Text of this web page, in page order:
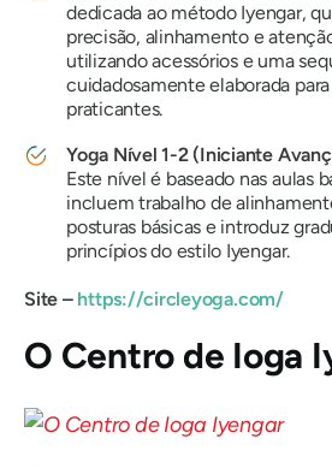
dedicada ao método Iyengar,
precisão, alinhamento e
utilizando acessórios e uma
cuidadosamente elaborada
praticantes.
Yoga Nível 1-2 (Iniciante
Este nível é baseado nas aulas
incluem trabalho de
posturas básicas e introduz
princípios do estilo Iyengar.
Site –https://circleyoga.com/
O Centro de Ioga